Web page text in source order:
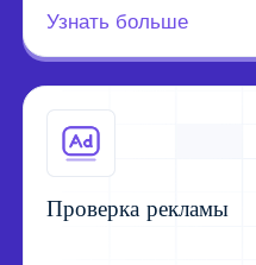
Узнать больше
Проверка рекламы